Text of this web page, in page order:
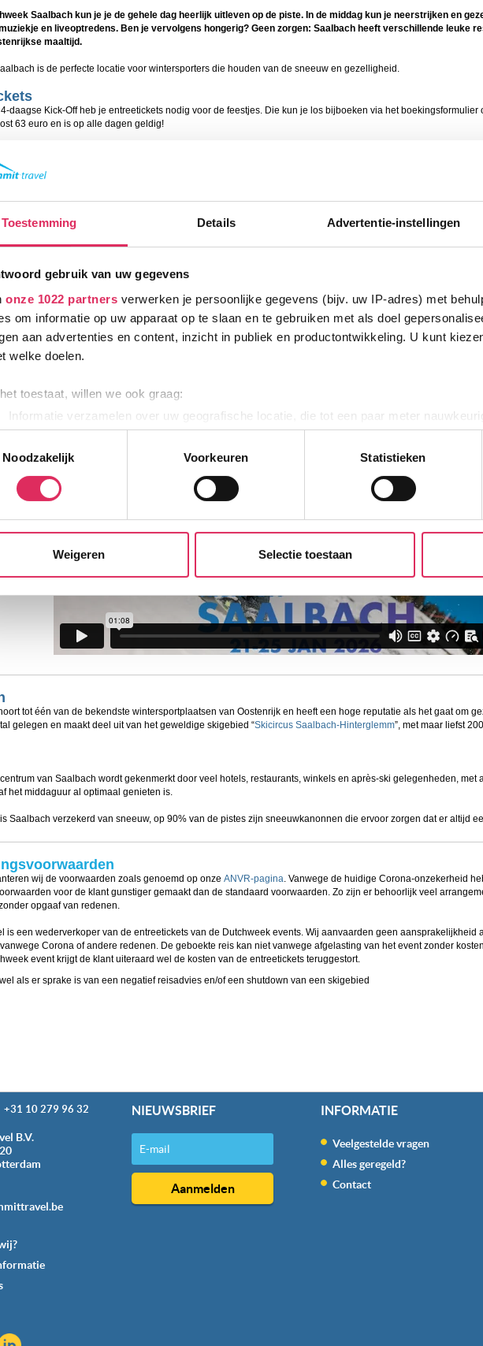
Toestemming Details Advertentie-instellingen
gebruik van uw gegevens
onze 1022 partners verwerken je persoonlijke gegevens (bijv. uw IP-adres) met
om informatie op uw apparaat op te slaan en te gebruiken met als doel
aan advertenties en content, inzicht in publiek en productontwikkeling. U kunt
welke doelen.
toestaat, willen we ook graag:
Informatie verzamelen over uw geografische locatie, die tot een paar meter
Uw apparaat identificeren door het actief te scannen op specifieke eigenschappen
meer over hoe uw persoonlijke gegevens worden verwerkt en stel uw voorkeuren in het
op elk moment wijzigen of intrekken in de Cookieverklaring.
media te bieden en om ons websiteverkeer te analyseren. Ook delen we informatie
partners. We hebben partners voor social media, adverteren en analyse. Onze
altijd aanpassen. Klik daarvoor op de lichtblauwe knop linksonder in beeld en kies
Je kunt dan weer per type cookie aangeven of je die wel of niet wilt toestaan.
Noodzakelijk
Voorkeuren Statistieken
Weigeren Selectie toestaan
Saalbach kun je je de gehele dag heerlijk uitleven op de piste. In de middag kun je neerstrijken en
en liveoptredens. Ben je vervolgens hongerig? Geen zorgen: Saalbach heeft verschillende leuke
maaltijd.
is de perfecte locatie voor wintersporters die houden van de sneeuw en gezelligheid.
daagse Kick-Off heb je entreetickets nodig voor de feestjes. Die kun je los bijboeken via het boekingsformulier
63 euro en is op alle dagen geldig!
Kick-Off Saalbach 2027
van de Dutchweek Kick-Off in Saalbach van woensdag 20 t/m zaterdag 23 januari 2027 is nog niet bekend.
verhinderd? Wellicht komen deze events je beter uit:
Zell am See-Kaprun
Sauze d'Oulx
Kick-Off Saalbach
een sfeerimpressie van de Dutchweek Kick-Off in Saalbach? Bekijk dan de aftermovie van 2026!
tot één van de bekendste wintersportplaatsen van Oostenrijk en heeft een hoge reputatie als het gaat om
gelegen en maakt deel uit van het geweldige skigebied “Skicircus Saalbach-Hinterglemm”, met maar liefst
van Saalbach wordt gekenmerkt door veel hotels, restaurants, winkels en après-ski gelegenheden, met
het middaguur al optimaal genieten is.
Saalbach verzekerd van sneeuw, op 90% van de pistes zijn sneeuwkanonnen die ervoor zorgen dat er altijd
wij de voorwaarden zoals genoemd op onze ANVR-pagina. Vanwege de huidige Corona-onzekerheid
voor de klant gunstiger gemaakt dan de standaard voorwaarden. Zo zijn er behoorlijk veel
opgaaf van redenen.
is een wederverkoper van de entreetickets van de Dutchweek events. Wij aanvaarden geen aansprakelijkheid
Corona of andere redenen. De geboekte reis kan niet vanwege afgelasting van het event zonder
event krijgt de klant uiteraard wel de kosten van de entreetickets teruggestort.
als er sprake is van een negatief reisadvies en/of een shutdown van een skigebied
+31 10 279 96 32
B.V.
NIEUWSBRIEF INFORMATIE
Veelgestelde vragen
Alles geregeld?
Contact